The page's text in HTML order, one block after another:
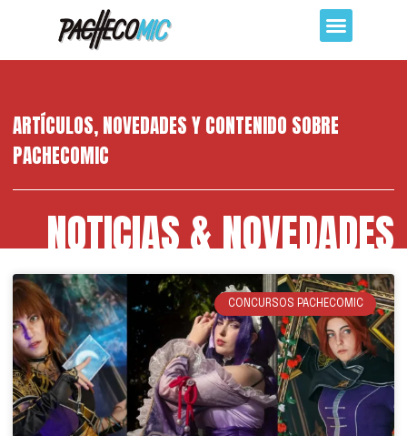
ARTÍCULOS, NOVEDADES Y CONTENIDO SOBRE
PACHECOMIC
NOTICIAS & NOVEDADES
CONCURSOS PACHECOMIC